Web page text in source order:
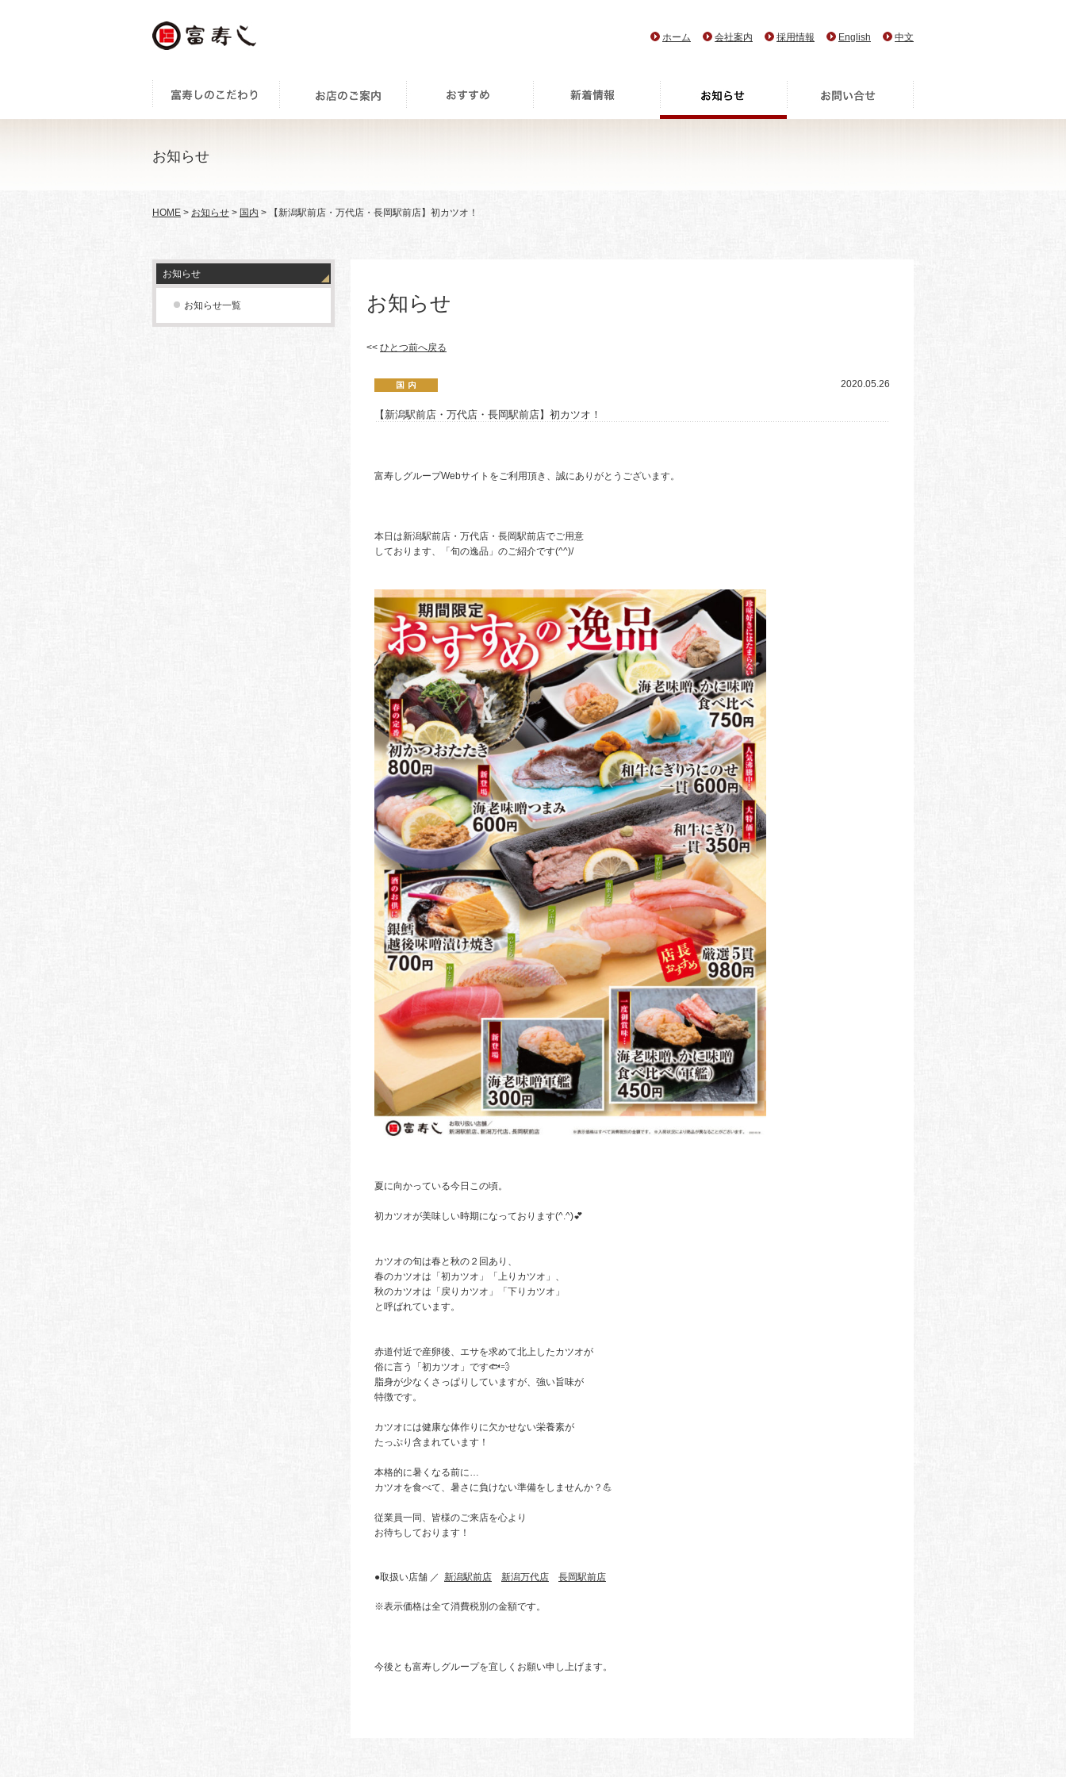
ホーム 会社案内 採用情報 English 中文
お知らせ
HOME > お知らせ > 国内 > 【新潟駅前店・万代店・長岡駅前店】初カツオ！
お知らせ
お知らせ一覧 お知らせ
<< ひとつ前へ戻る
2020.05.26
【新潟駅前店・万代店・長岡駅前店】初カツオ！
富寿しグループWebサイトをご利用頂き、誠にありがとうございます。
本日は新潟駅前店・万代店・長岡駅前店でご用意
しております、「旬の逸品」のご紹介です(^^)/
夏に向かっている今日この頃。
初カツオが美味しい時期になっております(^.^)💕
カツオの旬は春と秋の２回あり、
春のカツオは「初カツオ」「上りカツオ」、
秋のカツオは「戻りカツオ」「下りカツオ」
と呼ばれています。
赤道付近で産卵後、エサを求めて北上したカツオが
俗に言う「初カツオ」です🐟💨
脂身が少なくさっぱりしていますが、強い旨味が
特徴です。
カツオには健康な体作りに欠かせない栄養素が
たっぷり含まれています！
本格的に暑くなる前に…
カツオを食べて、暑さに負けない準備をしませんか？💪
従業員一同、皆様のご来店を心より
お待ちしております！
●取扱い店舗 ／ 新潟駅前店 新潟万代店 長岡駅前店
※表示価格は全て消費税別の金額です。
今後とも富寿しグループを宜しくお願い申し上げます。